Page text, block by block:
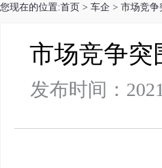
您现在的位置:首页 > 车企 > 市场竞争
市场竞争突
发布时间：